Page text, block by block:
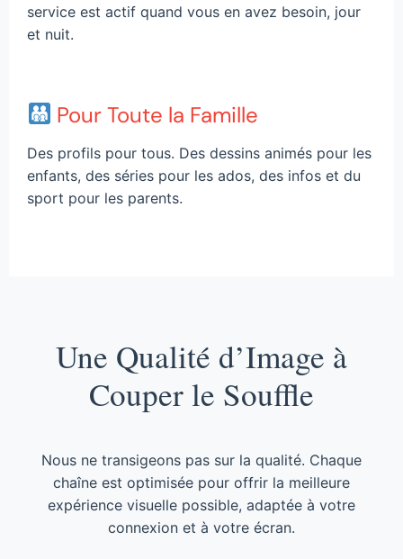
service est actif quand vous en avez besoin, jour
et nuit.
Pour Toute la Famille
Des profils pour tous. Des dessins animés pour les
enfants, des séries pour les ados, des infos et du
sport pour les parents.
Une Qualité d’Image à
Couper le Souffle
Nous ne transigeons pas sur la qualité. Chaque
chaîne est optimisée pour offrir la meilleure
expérience visuelle possible, adaptée à votre
connexion et à votre écran.